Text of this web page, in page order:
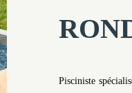
Pisciniste